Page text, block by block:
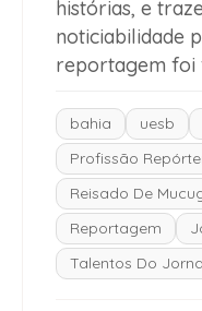
histórias, e
noticiabilidade
reportagem foi
bahia uesb
Profissão
Reisado De
Reportagem
Talentos Do